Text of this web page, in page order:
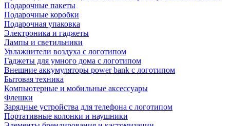
Подарочные пакеты
Подарочные коробки
Подарочная упаковка
Электроника и гаджеты
Лампы и светильники
Увлажнители воздуха с логотипом
Гаджеты для умного дома с логотипом
Внешние аккумуляторы power bank с логотипом
Бытовая техника
Компьютерные и мобильные аксессуары
Флешки
Зарядные устройства для телефона с логотипом
Портативные колонки и наушники